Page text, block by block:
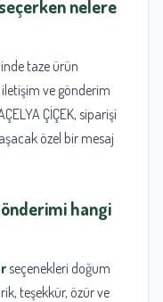
nelere
taze ürün
iletişim ve gönderim
ÇİÇEK, siparişi
özel bir mesaj
hangi
seçenekleri doğum
teşekkür, özür ve